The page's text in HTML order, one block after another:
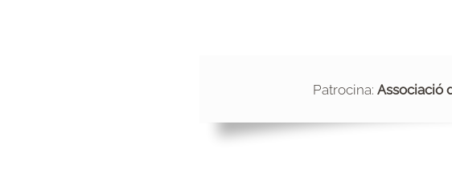
Patrocina: Associació